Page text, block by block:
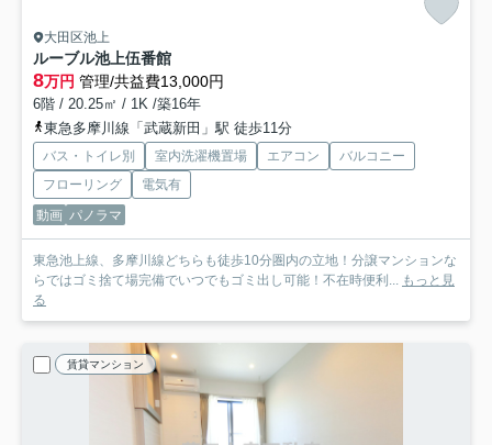
大田区池上
ルーブル池上伍番館
8万円 管理/共益費13,000円
6階 / 20.25㎡ / 1K /築16年
東急多摩川線「武蔵新田」駅 徒歩11分
バス・トイレ別 室内洗濯機置場 エアコン
バルコニー
フローリング
電気有
動画 パノラマ
東急池上線、多摩川線どちらも徒歩10分圏内の立地！分譲マンションな
らではゴミ捨て場完備でいつでもゴミ出し可能！不在時便利... もっと見
る
賃貸マンション